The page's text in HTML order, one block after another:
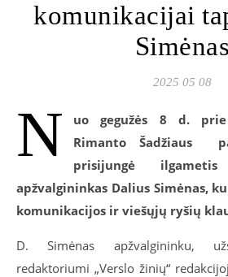
komunikacijai
Simėnas
2025 05 08
N uo gegužės 8 d.
Rimanto Šadžiaus
prisijungė
apžvalgininkas Dalius Simėnas,
komunikacijos ir viešųjų ryšių
D. Simėnas apžvalgininku,
redaktoriumi „Verslo žinių“